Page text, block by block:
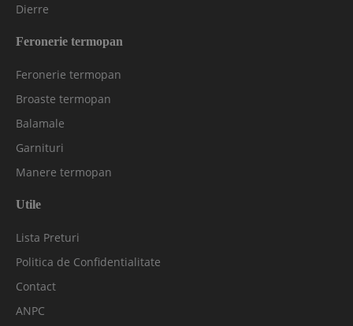
Dierre
Feronerie termopan
Feronerie termopan
Broaste termopan
Balamale
Garnituri
Manere termopan
Utile
Lista Preturi
Politica de Confidentialitate
Contact
ANPC